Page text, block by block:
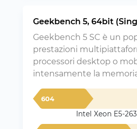
Geekbench 5, 64bit
Geekbench 5 SC è un
prestazioni
processori desktop o
intensamente la
604
Intel Xeon E5-